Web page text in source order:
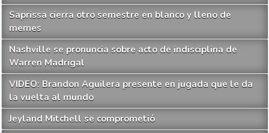
Saprissa cierra otro semestre en blanco y lleno de
memes
Nashville se pronuncia sobre acto de indisciplina de
Warren Madrigal
VIDEO: Brandon Aguilera presente en jugada que le da
la vuelta al mundo
Jeyland Mitchell se comprometió